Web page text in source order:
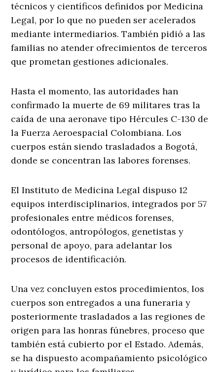
técnicos y científicos definidos por Medicina
Legal, por lo que no pueden ser acelerados
mediante intermediarios. También pidió a las
familias no atender ofrecimientos de terceros
que prometan gestiones adicionales.
Hasta el momento, las autoridades han
confirmado la muerte de 69 militares tras la
caída de una aeronave tipo Hércules C-130 de
la Fuerza Aeroespacial Colombiana. Los
cuerpos están siendo trasladados a Bogotá,
donde se concentran las labores forenses.
El Instituto de Medicina Legal dispuso 12
equipos interdisciplinarios, integrados por 57
profesionales entre médicos forenses,
odontólogos, antropólogos, genetistas y
personal de apoyo, para adelantar los
procesos de identificación.
Una vez concluyen estos procedimientos, los
cuerpos son entregados a una funeraria y
posteriormente trasladados a las regiones de
origen para las honras fúnebres, proceso que
también está cubierto por el Estado. Además,
se ha dispuesto acompañamiento psicológico